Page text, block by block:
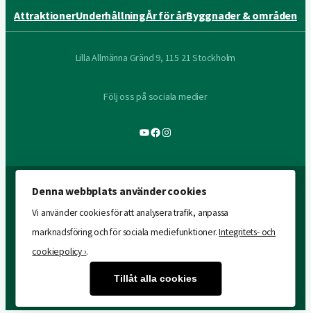
AttraktionerUnderhållningÅr för årByggnader & områden
Lilla Allmänna Gränd 9, 115 21 Stockholm
Följ oss på sociala medier
YouTube
Facebook
Instagram
Denna webbplats använder cookies
Vi använder cookies för att analysera trafik, anpassa
marknadsföring och för sociala mediefunktioner.Integritets- och
cookiepolicy ›.
Tillåt alla cookies